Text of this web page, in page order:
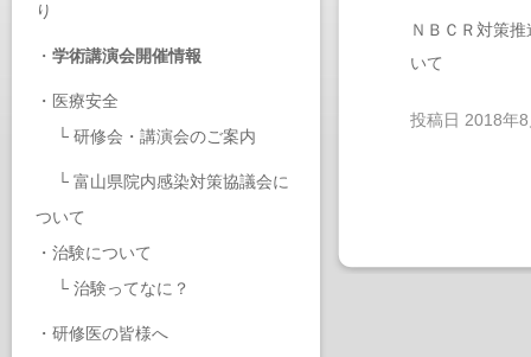
り
・ 学術講演会開催情報
・ 医療安全
└ 研修会・講演会のご案内
└ 富山県院内感染対策協議会に
ついて
・ 治験について
└ 治験ってなに？
・ 研修医の皆様へ
ＮＢＣＲ対策
いて
投稿日 2018年